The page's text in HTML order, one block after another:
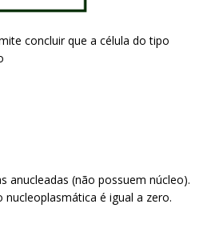
concluir que a célula do tipo
anucleadas (não possuem núcleo).
é igual a zero.